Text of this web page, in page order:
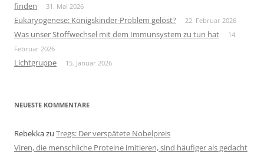
finden
31. Mai 2026
Eukaryogenese: Königskinder-Problem gelöst? 22. Februar 2026
Was unser Stoffwechsel mit dem Immunsystem zu tun hat
14.
Februar 2026
Lichtgruppe 15. Januar 2026
NEUESTE KOMMENTARE
Rebekkazu Tregs: Der verspätete Nobelpreis
Viren, die menschliche Proteine imitieren, sind häufiger als gedacht